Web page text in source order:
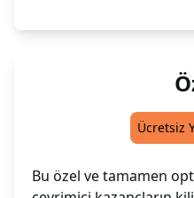
Ücretsiz
Bu özel ve tamamen